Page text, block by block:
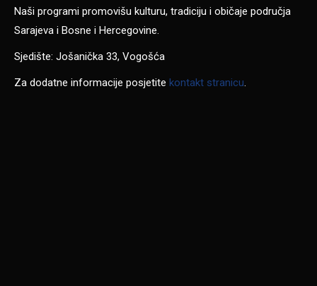
Naši programi promovišu kulturu, tradiciju i običaje područja
Sarajeva i Bosne i Hercegovine.
Sjedište: Jošanička 33, Vogošća
Za dodatne informacije posjetite kontakt stranicu.